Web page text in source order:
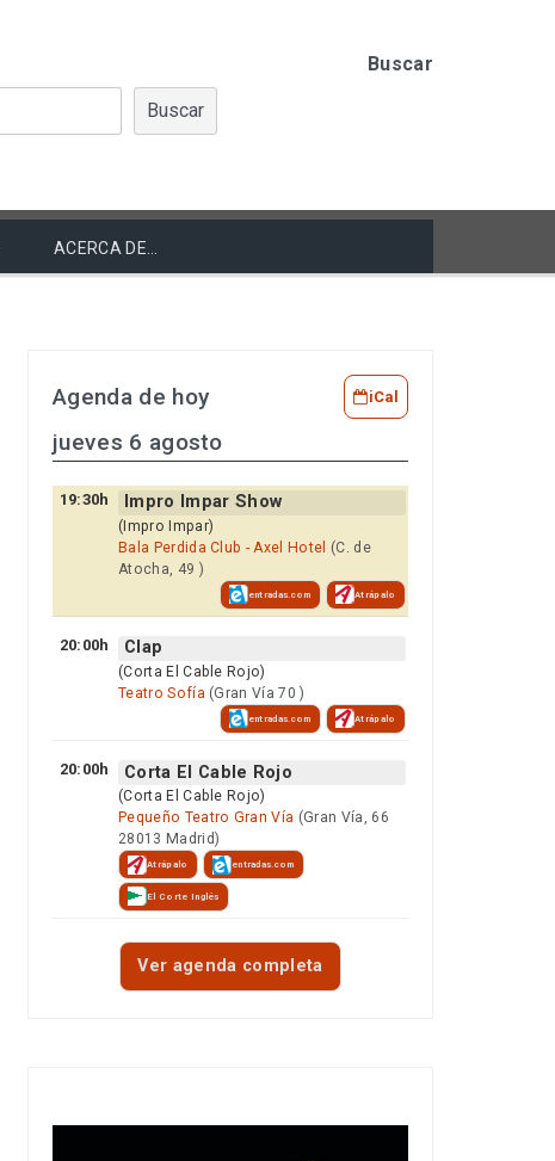
Buscar
Buscar
ACERCA DE…
Agenda de hoy iCal
jueves 6 agosto
19:30h Impro Impar Show
(Impro Impar)
Bala Perdida Club - Axel Hotel (C. de
Atocha, 49 )
entradas.com Atrápalo
20:00h Clap
(Corta El Cable Rojo)
Teatro Sofía (Gran Vía 70 )
entradas.com Atrápalo
20:00h Corta El Cable Rojo
(Corta El Cable Rojo)
Pequeño Teatro Gran Vía (Gran Vía, 66
28013 Madrid)
Atrápalo entradas.com
El Corte Inglés
Ver agenda completa